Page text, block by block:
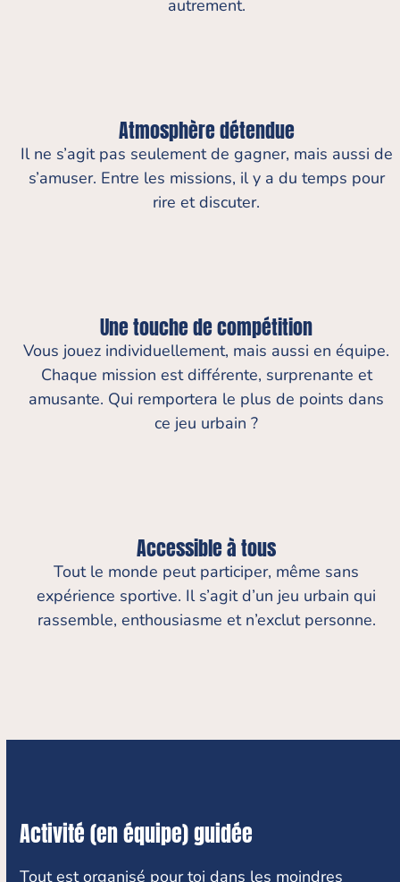
autrement.
Atmosphère détendue
Il ne s’agit pas seulement de gagner, mais aussi de
s’amuser. Entre les missions, il y a du temps pour
rire et discuter.
Une touche de compétition
Vous jouez individuellement, mais aussi en équipe.
Chaque mission est différente, surprenante et
amusante. Qui remportera le plus de points dans
ce jeu urbain ?
Accessible à tous
Tout le monde peut participer, même sans
expérience sportive. Il s’agit d’un jeu urbain qui
rassemble, enthousiasme et n’exclut personne.
Activité (en équipe) guidée
Tout est organisé pour toi dans les moindres